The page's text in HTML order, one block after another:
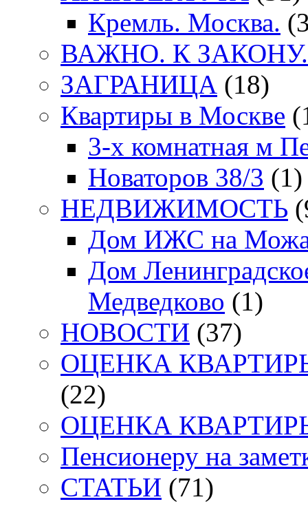
Кремль. Москва.
ВАЖНО. К ЗАКОНУ.
ЗАГРАНИЦА (18)
Квартиры в Москве
3-х комнатная м
Новаторов 38/3 (1)
НЕДВИЖИМОСТЬ
Дом ИЖС на
Дом
Медведково (1)
НОВОСТИ (37)
ОЦЕНКА КВАРТИРЫ.
(22)
ОЦЕНКА КВАРТИРЫ.
Пенсионеру на
СТАТЬИ (71)